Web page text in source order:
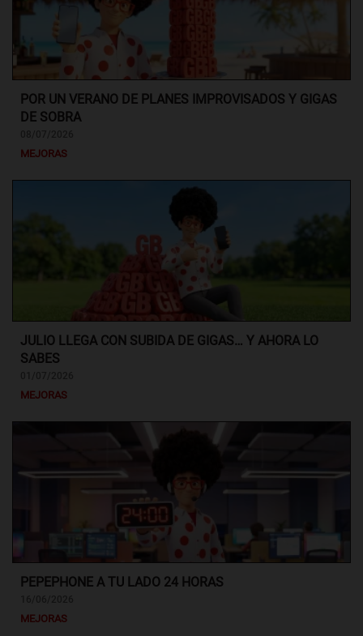
POR UN VERANO DE PLANES IMPROVISADOS Y GIGAS
DE SOBRA
MEJORAS
JULIO LLEGA CON SUBIDA DE GIGAS… Y AHORA LO
SABES
MEJORAS
PEPEPHONE A TU LADO 24 HORAS
MEJORAS